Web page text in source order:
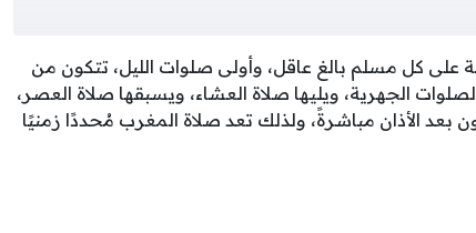
على كل مسلم بالغ عاقل، وأولى صلوات الليل، تتكون من
الجهرية، ويليها صلاة العشاء، ويسبقها صلاة العصر،
الأذان مباشرةً، ولذلك تعد صلاة المغرب مُحددًا زمنيًا